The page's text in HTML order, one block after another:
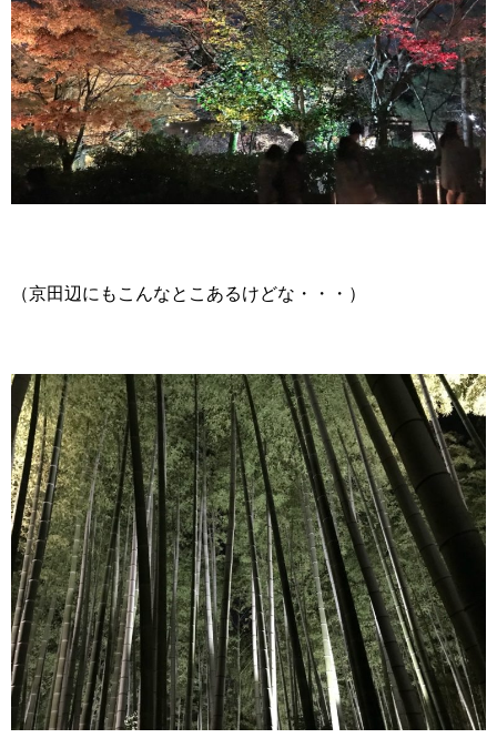
（京田辺にもこんなとこあるけどな・・・）